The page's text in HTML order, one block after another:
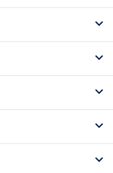
сидений
колесо
передач
передние